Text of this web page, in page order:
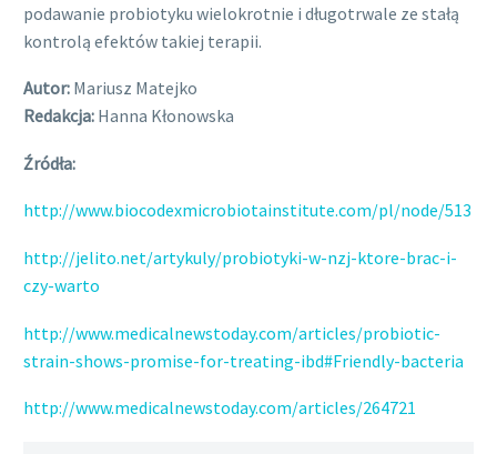
podawanie probiotyku wielokrotnie i długotrwale ze stałą
kontrolą efektów takiej terapii.
Autor: Mariusz Matejko
Redakcja: Hanna Kłonowska
Źródła:
http://www.biocodexmicrobiotainstitute.com/pl/node/513
http://jelito.net/artykuly/probiotyki-w-nzj-ktore-brac-i-
czy-warto
http://www.medicalnewstoday.com/articles/probiotic-
strain-shows-promise-for-treating-ibd#Friendly-bacteria
http://www.medicalnewstoday.com/articles/264721